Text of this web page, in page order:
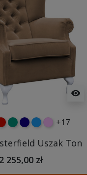
visibility
turkusowy
granatowy
niebieski
różowy
+17
Uszak Ton
2 255,00 zł